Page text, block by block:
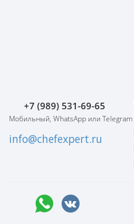
+7 (989) 531-69-65
Мобильный, WhatsApp или Telegram
info@chefexpert.ru